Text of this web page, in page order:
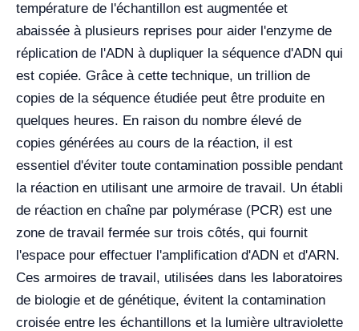
température de l'échantillon est augmentée et
abaissée à plusieurs reprises pour aider l'enzyme de
réplication de l'ADN à dupliquer la séquence d'ADN qui
est copiée. Grâce à cette technique, un trillion de
copies de la séquence étudiée peut être produite en
quelques heures. En raison du nombre élevé de
copies générées au cours de la réaction, il est
essentiel d'éviter toute contamination possible pendant
la réaction en utilisant une armoire de travail. Un établi
de réaction en chaîne par polymérase (PCR) est une
zone de travail fermée sur trois côtés, qui fournit
l'espace pour effectuer l'amplification d'ADN et d'ARN.
Ces armoires de travail, utilisées dans les laboratoires
de biologie et de génétique, évitent la contamination
croisée entre les échantillons et la lumière ultraviolette